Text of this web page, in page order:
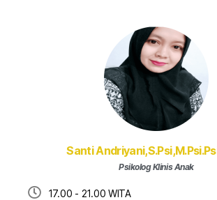
Santi
Psikolog Klinis Anak
17.00 - 21.00 WITA